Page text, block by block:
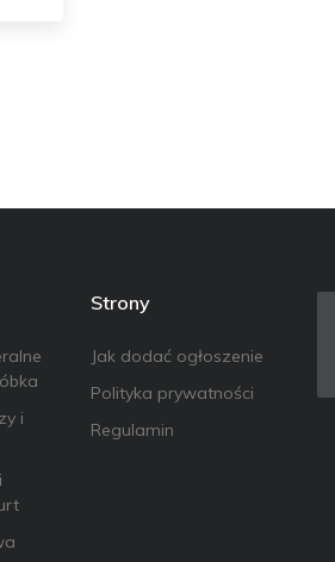
i
Strony
Jak dodać ogłoszenie
Polityka prywatności
Regulamin